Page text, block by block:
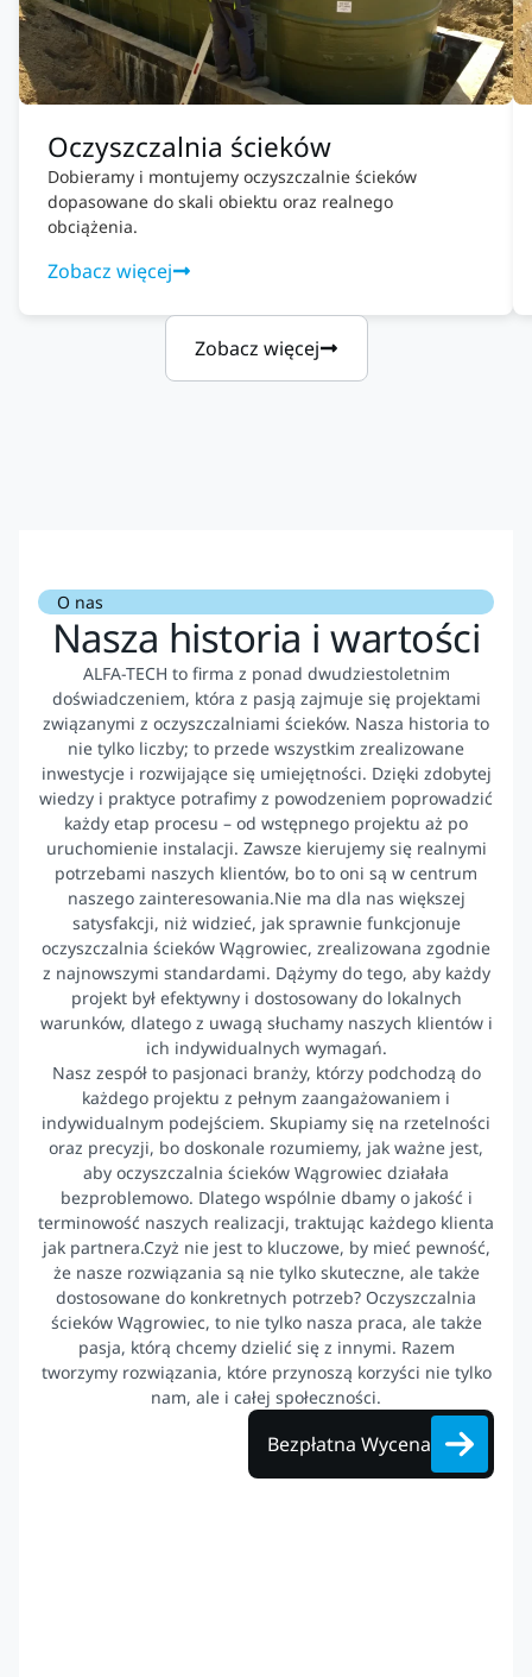
Oczyszczalnia ścieków
Dobieramy i montujemy oczyszczalnie ścieków
dopasowane do skali obiektu oraz realnego
obciążenia.
Zobacz więcej
Zobacz więcej
O nas
Nasza historia i wartości
ALFA-TECH to firma z ponad dwudziestoletnim
doświadczeniem, która z pasją zajmuje się projektami
związanymi z oczyszczalniami ścieków. Nasza historia to
nie tylko liczby; to przede wszystkim zrealizowane
inwestycje i rozwijające się umiejętności. Dzięki zdobytej
wiedzy i praktyce potrafimy z powodzeniem poprowadzić
każdy etap procesu – od wstępnego projektu aż po
uruchomienie instalacji. Zawsze kierujemy się realnymi
potrzebami naszych klientów, bo to oni są w centrum
naszego zainteresowania.Nie ma dla nas większej
satysfakcji, niż widzieć, jak sprawnie funkcjonuje
oczyszczalnia ścieków Wągrowiec, zrealizowana zgodnie
z najnowszymi standardami. Dążymy do tego, aby każdy
projekt był efektywny i dostosowany do lokalnych
warunków, dlatego z uwagą słuchamy naszych klientów i
ich indywidualnych wymagań.
Nasz zespół to pasjonaci branży, którzy podchodzą do
każdego projektu z pełnym zaangażowaniem i
indywidualnym podejściem. Skupiamy się na rzetelności
oraz precyzji, bo doskonale rozumiemy, jak ważne jest,
aby oczyszczalnia ścieków Wągrowiec działała
bezproblemowo. Dlatego wspólnie dbamy o jakość i
terminowość naszych realizacji, traktując każdego klienta
jak partnera.Czyż nie jest to kluczowe, by mieć pewność,
że nasze rozwiązania są nie tylko skuteczne, ale także
dostosowane do konkretnych potrzeb? Oczyszczalnia
ścieków Wągrowiec, to nie tylko nasza praca, ale także
pasja, którą chcemy dzielić się z innymi. Razem
tworzymy rozwiązania, które przynoszą korzyści nie tylko
nam, ale i całej społeczności.
Bezpłatna Wycena